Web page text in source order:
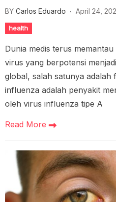
BY Carlos Eduardo April 24,
health
Dunia medis terus
virus yang berpotensi
global, salah satunya adalah
influenza adalah penyakit
oleh virus influenza tipe A
Read More